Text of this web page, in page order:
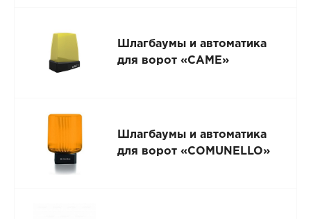
Шлагбаумы и автоматика
для ворот «CAME»
Шлагбаумы и автоматика
для ворот «COMUNELLO»